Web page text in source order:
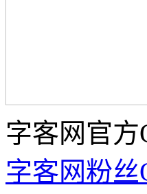
字客网官方
字客网粉丝